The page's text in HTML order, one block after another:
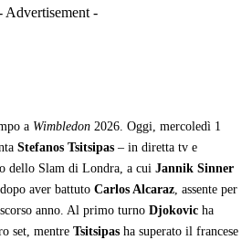
Advertisement -
a Wimbledon 2026. Oggi, mercoledì 1
Stefanos Tsitsipas – in diretta tv e
dello Slam di Londra, a cui Jannik Sinner
aver battuto Carlos Alcaraz, assente per
anno. Al primo turno Djokovic ha
set, mentre Tsitsipas ha superato il francese